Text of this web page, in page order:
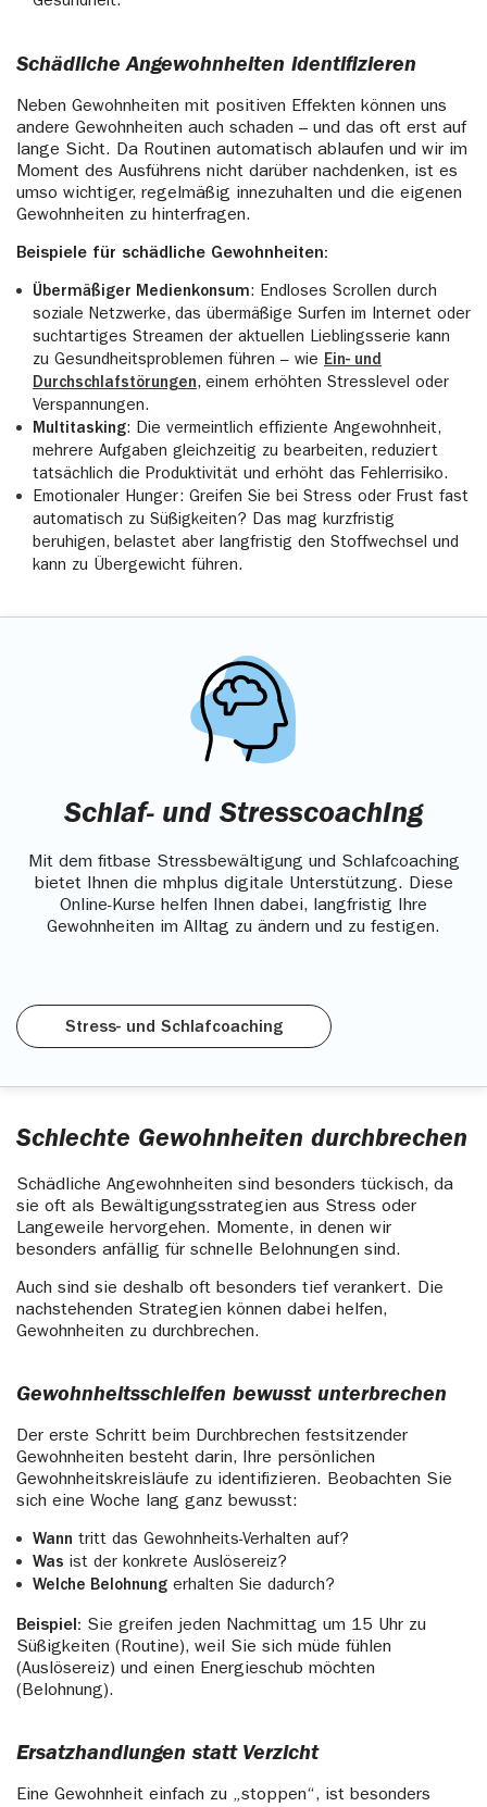
Schädliche Angewohnheiten identifizieren
Neben Gewohnheiten mit positiven Effekten können uns
andere Gewohnheiten auch schaden – und das oft erst auf
lange Sicht. Da Routinen automatisch ablaufen und wir im
Moment des Ausführens nicht darüber nachdenken, ist es
umso wichtiger, regelmäßig innezuhalten und die eigenen
Gewohnheiten zu hinterfragen.
Beispiele für schädliche Gewohnheiten:
Übermäßiger Medienkonsum: Endloses Scrollen durch
soziale Netzwerke, das übermäßige Surfen im Internet oder
suchtartiges Streamen der aktuellen Lieblingsserie kann
zu Gesundheitsproblemen führen – wie Ein- und
Durchschlafstörungen, einem erhöhten Stresslevel oder
Verspannungen.
Multitasking: Die vermeintlich effiziente Angewohnheit,
mehrere Aufgaben gleichzeitig zu bearbeiten, reduziert
tatsächlich die Produktivität und erhöht das Fehlerrisiko.
Emotionaler Hunger: Greifen Sie bei Stress oder Frust fast
automatisch zu Süßigkeiten? Das mag kurzfristig
beruhigen, belastet aber langfristig den Stoffwechsel und
kann zu Übergewicht führen.
Schlaf- und Stresscoaching
Mit dem fitbase Stressbewältigung und Schlafcoaching
bietet Ihnen die mhplus digitale Unterstützung. Diese
Online-Kurse helfen Ihnen dabei, langfristig Ihre
Gewohnheiten im Alltag zu ändern und zu festigen.
Stress- und Schlafcoaching
Schlechte Gewohnheiten durchbrechen
Schädliche Angewohnheiten sind besonders tückisch, da
sie oft als Bewältigungsstrategien aus Stress oder
Langeweile hervorgehen. Momente, in denen wir
besonders anfällig für schnelle Belohnungen sind.
Auch sind sie deshalb oft besonders tief verankert. Die
nachstehenden Strategien können dabei helfen,
Gewohnheiten zu durchbrechen.
Gewohnheitsschleifen bewusst unterbrechen
Der erste Schritt beim Durchbrechen festsitzender
Gewohnheiten besteht darin, Ihre persönlichen
Gewohnheitskreisläufe zu identifizieren. Beobachten Sie
sich eine Woche lang ganz bewusst:
Wann tritt das Gewohnheits-Verhalten auf?
Was ist der konkrete Auslösereiz?
Welche Belohnung erhalten Sie dadurch?
Beispiel: Sie greifen jeden Nachmittag um 15 Uhr zu
Süßigkeiten (Routine), weil Sie sich müde fühlen
(Auslösereiz) und einen Energieschub möchten
(Belohnung).
Ersatzhandlungen statt Verzicht
Eine Gewohnheit einfach zu „stoppen“, ist besonders